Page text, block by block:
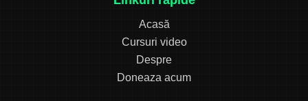
Acasă
Cursuri video
Despre
Doneaza acum